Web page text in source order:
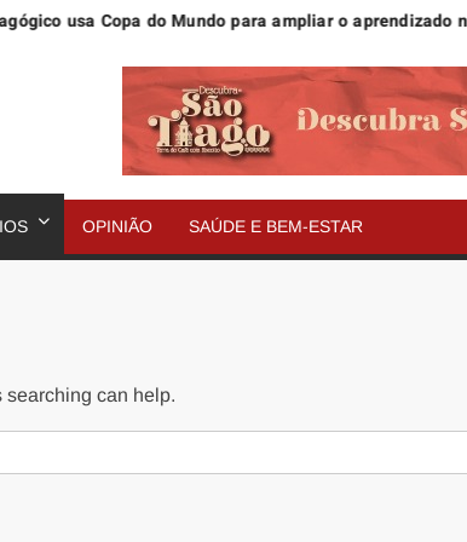
usa Copa do Mundo para ampliar o aprendizado na
OPINIÃO SAÚDE E BEM-ESTAR
searching can help.